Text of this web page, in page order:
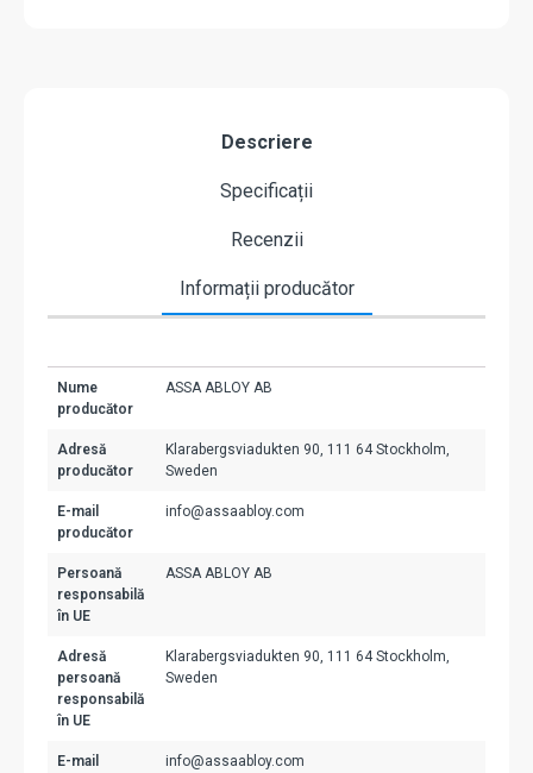
Descriere
Specificații
Recenzii
Informații producător
Nume
producător
ASSA ABLOY AB
Adresă
producător
Klarabergsviadukten 90, 111 64 Stockholm,
Sweden
E-mail
producător
info@assaabloy.com
Persoană
responsabilă
în UE
ASSA ABLOY AB
Adresă
persoană
responsabilă
în UE
Klarabergsviadukten 90, 111 64 Stockholm,
Sweden
E-mail
info@assaabloy.com